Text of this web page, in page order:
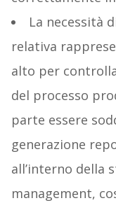
La necessità
relativa
alto per
del processo
parte essere
generazione
all’interno della
management,